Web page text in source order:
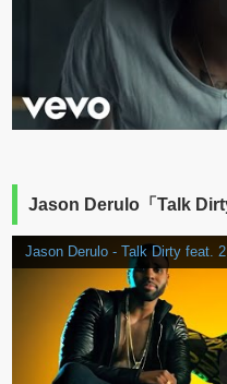
Jason Derulo「Talk
Jason Derulo - Talk Dirty feat.